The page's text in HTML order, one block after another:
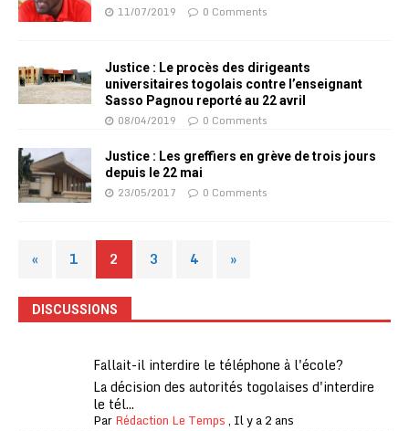
11/07/2019 0 Comments
Justice : Le procès des dirigeants
universitaires togolais contre l’enseignant
Sasso Pagnou reporté au 22 avril
08/04/2019 0 Comments
Justice : Les greffiers en grève de trois jours
depuis le 22 mai
23/05/2017 0 Comments
« 1 2 3 4 »
DISCUSSIONS
Fallait-il interdire le téléphone à l'école?
La décision des autorités togolaises d'interdire
le tél...
ParRédaction Le Temps, Il y a 2 ans